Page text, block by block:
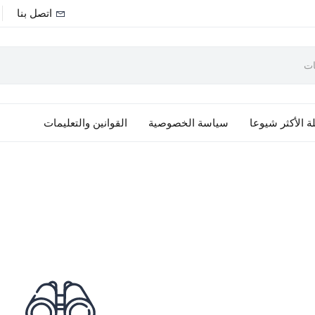
اتصل بنا
الأكثر شيوعا سياسة الخصوصية القوانين والتعليمات